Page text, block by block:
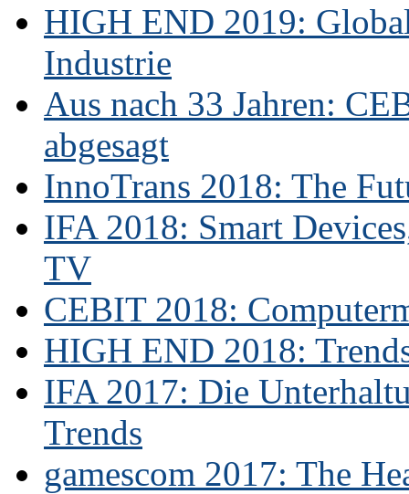
HIGH END 2019:
Industrie
Aus nach 33 Jahren:
abgesagt
InnoTrans 2018: The
IFA 2018: Smart
TV
CEBIT 2018:
HIGH END 2018:
IFA 2017: Die
Trends
gamescom 2017: The